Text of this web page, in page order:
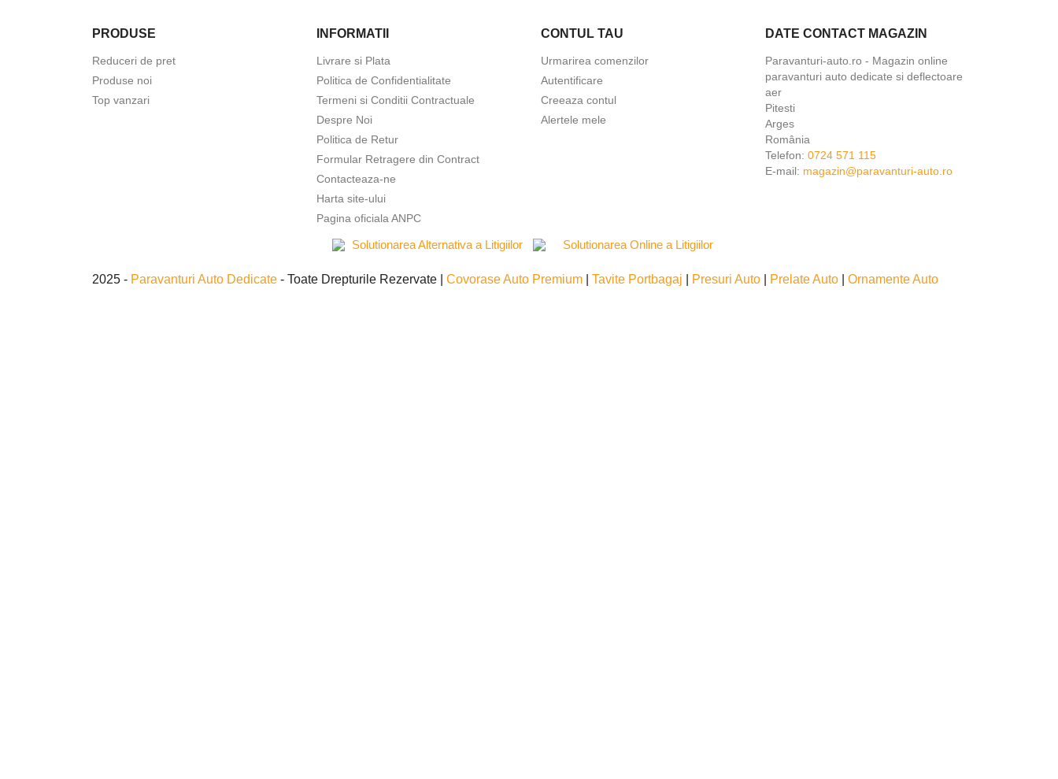
PRODUSE
Reduceri de pret
Produse noi
Top vanzari
INFORMATII
Livrare si Plata
Politica de Confidentialitate
Termeni si Conditii Contractuale
Despre Noi
Politica de Retur
Formular Retragere din Contract
Contacteaza-ne
Harta site-ului
Pagina oficiala ANPC
CONTUL TAU
Urmarirea comenzilor
Autentificare
Creeaza contul
Alertele mele
DATE CONTACT MAGAZIN
Paravanturi-auto.ro - Magazin online
paravanturi auto dedicate si deflectoare
aer
Pitesti
Arges
România
Telefon: 0724 571 115
E-mail: magazin@paravanturi-auto.ro
2025 - Paravanturi Auto Dedicate - Toate Drepturile Rezervate | Covorase Auto Premium Tavite Portbagaj Presuri Auto Prelate Auto Ornamente Auto